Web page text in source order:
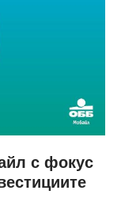
с фокус